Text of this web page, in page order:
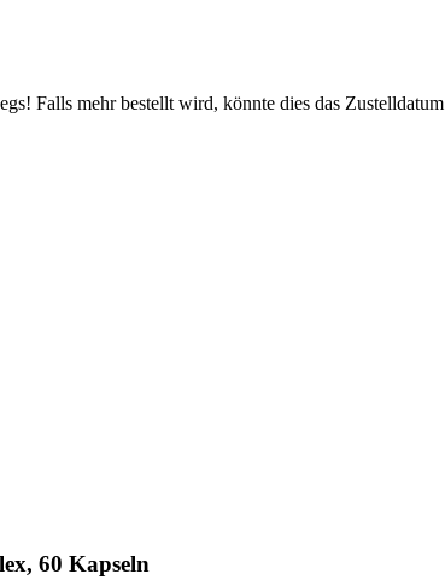
Falls mehr bestellt wird, könnte dies das
60 Kapseln